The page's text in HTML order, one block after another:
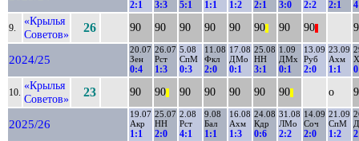
2:1 3:3 5:1 1:1 1:2 2:1 3:0 2:2 2:1
9.
«Крылья
Советов»
26 90 90 90 90 90 90 90 90
2024/25
20.07
Зен
0:4
26.07
Рст
1:3
5.08
СпМ
0:3
11.08
Фкл
2:0
17.08
ДМо
0:1
25.08
НН
3:1
1.09
ДМх
0:1
13.09
Руб
2:0
23.09
Ахм
1:1
10.
«Крылья
Советов»
23 90 90 90 90 90 90 90 о
2025/26
19.07
Акр
1:1
25.07
НН
2:0
2.08
Рст
4:1
9.08
Бал
1:1
16.08
Ахм
1:3
24.08
Кдр
0:6
31.08
ЛМо
2:2
14.09
Соч
2:0
21.09
СпМ
1:2